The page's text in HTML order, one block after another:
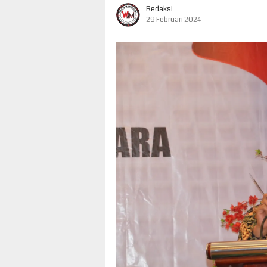
Redaksi
29 Februari 2024